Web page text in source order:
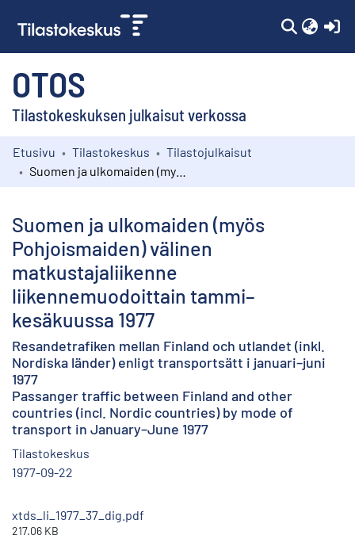
OTOS
Tilastokeskuksen julkaisut verkossa
Kokoelmat
Etusivu Tilastokeskus
Tilastojulkaisut
Suomen ja ulkomaiden (myös
Pohjoismaiden) välinen
matkustajaliikenne
liikennemuodoittain tammi–
kesäkuussa 1977
Resandetrafiken mellan Finland och utlandet (inkl.
Nordiska länder) enligt transportsätt i januari–juni
1977
Passanger traffic between Finland and other
countries (incl. Nordic countries) by mode of
transport in January–June 1977
Tilastokeskus
1977-09-22
xtds_li_1977_37_dig.pdf
217.06 KB